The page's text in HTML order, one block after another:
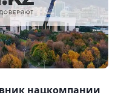
нацкомпании